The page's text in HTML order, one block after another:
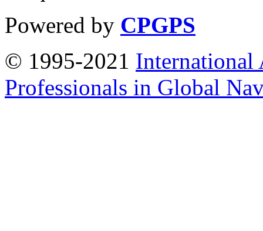
Powered by CPGPS
© 1995-2021 International
Professionals in Global